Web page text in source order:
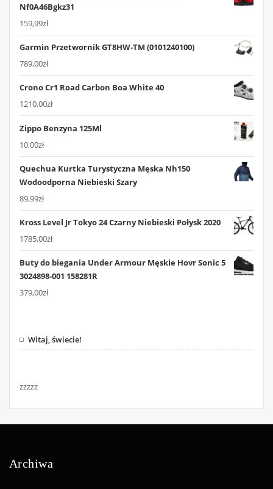
Nf0A46Bgkz31
159,99zł
Garmin Przetwornik GT8HW-TM (0101240100)
789,00zł
Crono Cr1 Road Carbon Boa White 40
1210,00zł
Zippo Benzyna 125Ml
10,00zł
Quechua Kurtka Turystyczna Męska Nh150
Wodoodporna Niebieski Szary
89,99zł
Kross Level Jr Tokyo 24 Czarny Niebieski Połysk 2020
1785,00zł
Buty do biegania Under Armour Męskie Hovr Sonic 5
3024898-001 158281R
379,00zł
Witaj, świecie!
zzzzz
Archiwa